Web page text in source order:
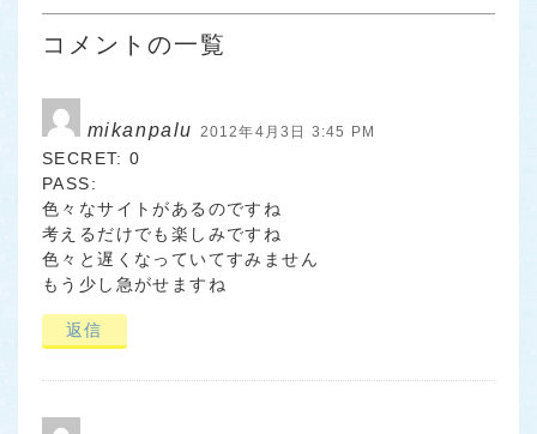
コメントの一覧
mikanpalu 2012年4月3日 3:45 PM
SECRET: 0
PASS:
色々なサイトがあるのですね
考えるだけでも楽しみですね
色々と遅くなっていてすみません
もう少し急がせますね
返信